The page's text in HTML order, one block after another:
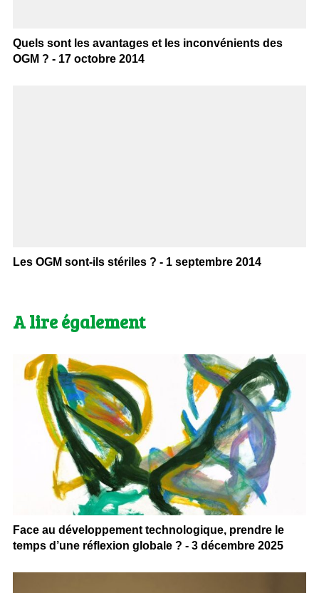
Quels sont les avantages et les inconvénients des
OGM ? - 17 octobre 2014
Les OGM sont-ils stériles ? - 1 septembre 2014
A lire également
Face au développement technologique, prendre le
temps d’une réflexion globale ? - 3 décembre 2025